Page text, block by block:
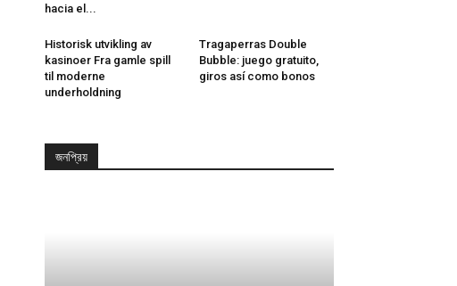
hacia el...
Historisk utvikling av
kasinoer Fra gamle spill
til moderne
underholdning
Tragaperras Double
Bubble: juego gratuito,
giros así­ como bonos
জনপ্রিয়